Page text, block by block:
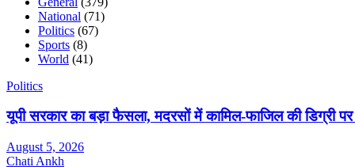
National (71)
Politics (67)
Sports (8)
World (41)
Politics
यूपी सरकार का बड़ा फैसला, मदरसों में कामिल-फाजिल की डिग्री
August 5, 2026
Chati Ankh